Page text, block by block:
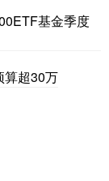
基金季度
算超30万